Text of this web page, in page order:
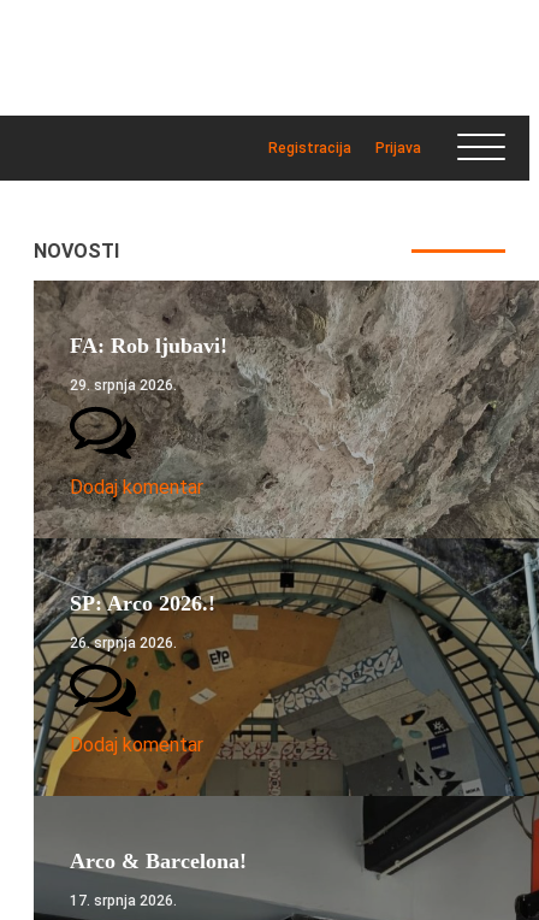
Registracija Prijava
NOVOSTI
FA: Rob ljubavi!
29. srpnja 2026.
Dodaj komentar
SP: Arco 2026.!
26. srpnja 2026.
Dodaj komentar
Arco & Barcelona!
17. srpnja 2026.